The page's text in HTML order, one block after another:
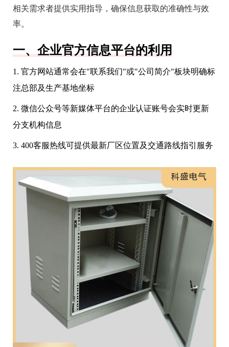
相关需求者提供实用指导，确保信息获取的准确性与效
率。
一、企业官方信息平台的利用
1. 官方网站通常会在"联系我们"或"公司简介"板块明确标
注总部及生产基地坐标
2. 微信公众号等新媒体平台的企业认证账号会实时更新
分支机构信息
3. 400客服热线可提供最新厂区位置及交通路线指引服务